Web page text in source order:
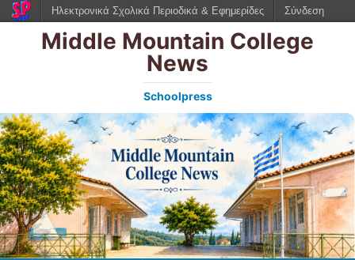
Middle Mountain College
News
Schoolpress
Ηλεκτρονικά Σχολικά Περιοδικά & Εφημερίδες Σύνδεση